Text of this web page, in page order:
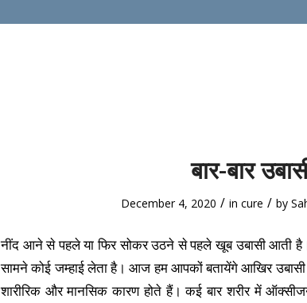
बार-बार
December 4, 2020 / in cure / by
नींद आने से पहले या फिर सोकर उठने से पहले खूब उबासी आती
सामने कोई जम्हाई लेता है। आज हम आपकों बतायेंगे आखिर
शारीरिक और मानसिक कारण होते हैं। कई बार शरीर में